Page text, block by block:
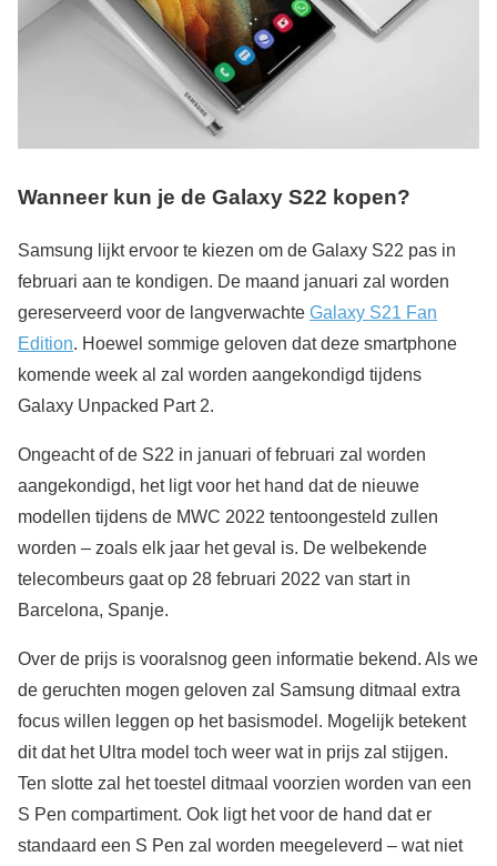
Wanneer kun je de Galaxy S22 kopen?
Samsung lijkt ervoor te kiezen om de Galaxy S22 pas in
februari aan te kondigen. De maand januari zal worden
gereserveerd voor de langverwachte Galaxy S21 Fan
Edition. Hoewel sommige geloven dat deze smartphone
komende week al zal worden aangekondigd tijdens
Galaxy Unpacked Part 2.
Ongeacht of de S22 in januari of februari zal worden
aangekondigd, het ligt voor het hand dat de nieuwe
modellen tijdens de MWC 2022 tentoongesteld zullen
worden – zoals elk jaar het geval is. De welbekende
telecombeurs gaat op 28 februari 2022 van start in
Barcelona, Spanje.
Over de prijs is vooralsnog geen informatie bekend. Als we
de geruchten mogen geloven zal Samsung ditmaal extra
focus willen leggen op het basismodel. Mogelijk betekent
dit dat het Ultra model toch weer wat in prijs zal stijgen.
Ten slotte zal het toestel ditmaal voorzien worden van een
S Pen compartiment. Ook ligt het voor de hand dat er
standaard een S Pen zal worden meegeleverd – wat niet